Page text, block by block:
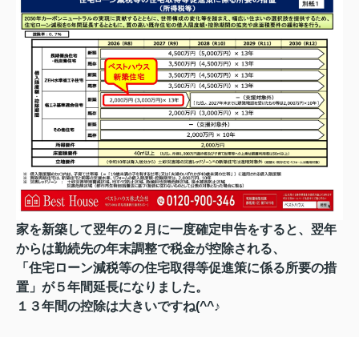
家を新築して翌年の２月に一度確定申告をすると、翌年
からは勤続先の年末調整で税金が控除される、
「住宅ローン減税等の住宅取得等促進策に係る所要の措
置」が５年間延長になりました。
１３年間の控除は大きいですね(^^♪